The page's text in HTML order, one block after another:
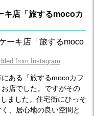
キ店「旅するmocoカ
from Instagram
ある「旅するmocoカフ
店でした。ですがその
ました。住宅街にひっそ
、居心地の良い空間と